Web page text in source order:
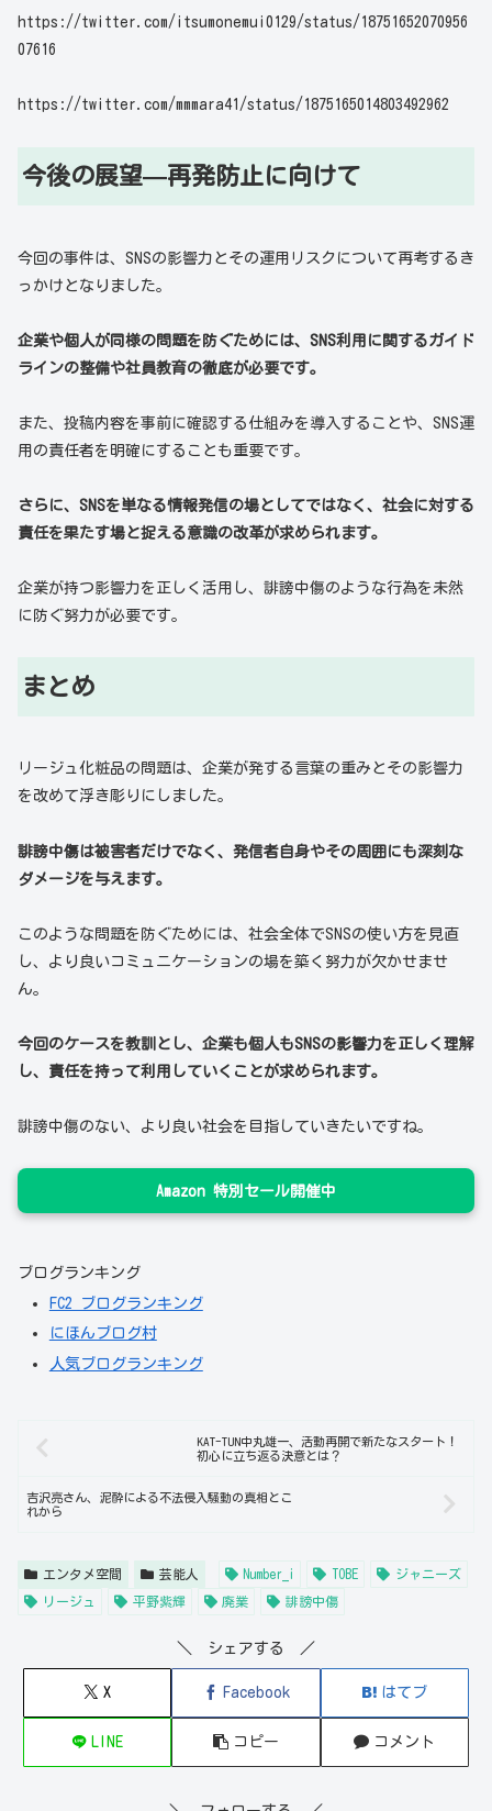
https://twitter.com/itsumonemui0129/status/18751652070956
07616
https://twitter.com/mmmara41/status/1875165014803492962
今後の展望—再発防止に向けて
今回の事件は、SNSの影響力とその運用リスクについて再考するき
っかけとなりました。
企業や個人が同様の問題を防ぐためには、SNS利用に関するガイド
ラインの整備や社員教育の徹底が必要です。
また、投稿内容を事前に確認する仕組みを導入することや、SNS運
用の責任者を明確にすることも重要です。
さらに、SNSを単なる情報発信の場としてではなく、社会に対する
責任を果たす場と捉える意識の改革が求められます。
企業が持つ影響力を正しく活用し、誹謗中傷のような行為を未然
に防ぐ努力が必要です。
まとめ
リージュ化粧品の問題は、企業が発する言葉の重みとその影響力
を改めて浮き彫りにしました。
誹謗中傷は被害者だけでなく、発信者自身やその周囲にも深刻な
ダメージを与えます。
このような問題を防ぐためには、社会全体でSNSの使い方を見直
し、より良いコミュニケーションの場を築く努力が欠かせませ
ん。
今回のケースを教訓とし、企業も個人もSNSの影響力を正しく理解
し、責任を持って利用していくことが求められます。
誹謗中傷のない、より良い社会を目指していきたいですね。
Amazon 特別セール開催中
ブログランキング
FC2 ブログランキング
にほんブログ村
人気ブログランキング
KAT-TUN中丸雄一、活動再開で新たなスタート！
初心に立ち返る決意とは？
吉沢亮さん、泥酔による不法侵入騒動の真相とこ
れから
エンタメ空間 芸能人 Number_i TOBE ジャニーズ
リージュ 平野紫輝 廃業 誹謗中傷
＼ シェアする ／
X Facebook はてブ
LINE コピー コメント